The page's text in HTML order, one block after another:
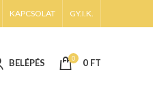
KAPCSOLAT GY.I.K.
BELÉPÉS 0 0 FT